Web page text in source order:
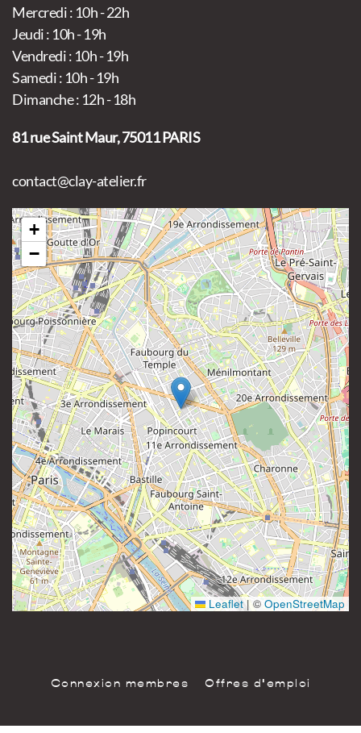
Mercredi : 10h - 22h
Jeudi : 10h - 19h
Vendredi : 10h - 19h
Samedi : 10h - 19h
Dimanche : 12h - 18h
81 rue Saint Maur, 75011 PARIS
contact@clay-atelier.fr
+
−
Leaflet |©OpenStreetMap
81 rue Saint-Maur
75011 Paris
France
Instagram
Connexion membres Offres d'emploi